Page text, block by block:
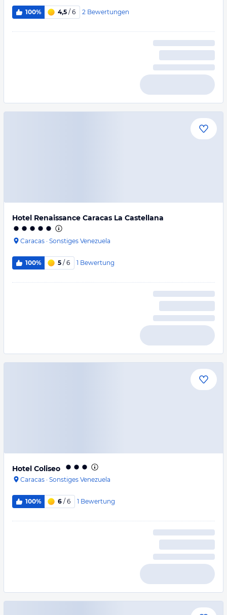
100% 4,5 / 6 2 Bewertungen
Hotel Renaissance Caracas La Castellana
Caracas · Sonstiges Venezuela
100% 5 / 6 1 Bewertung
Hotel Coliseo
Caracas · Sonstiges Venezuela
100% 6 / 6 1 Bewertung